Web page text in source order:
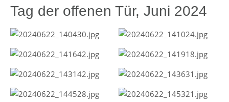
Tag der offenen Tür, Juni 2024